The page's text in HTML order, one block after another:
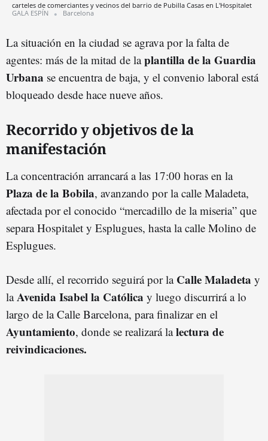
carteles de comerciantes y vecinos del barrio de Pubilla Casas en L'Hospitalet
GALA ESPÍN
Barcelona
La situación en la ciudad se agrava por la falta de
agentes: más de la mitad de laplantilla de la Guardia
Urbana se encuentra de baja, y el convenio laboral está
bloqueado desde hace nueve años.
Recorrido y objetivos de la
manifestación
La concentración arrancará a las 17:00 horas en la
Plaza de la Bobila, avanzando por la calle Maladeta,
afectada por el conocido “mercadillo de la miseria” que
separa Hospitalet y Esplugues, hasta la calle Molino de
Esplugues.
Desde allí, el recorrido seguirá por la Calle Maladeta y
laAvenida Isabel la Católica y luego discurrirá a lo
largo de la Calle Barcelona, para finalizar en el
Ayuntamiento, donde se realizará lalectura de
reivindicaciones.